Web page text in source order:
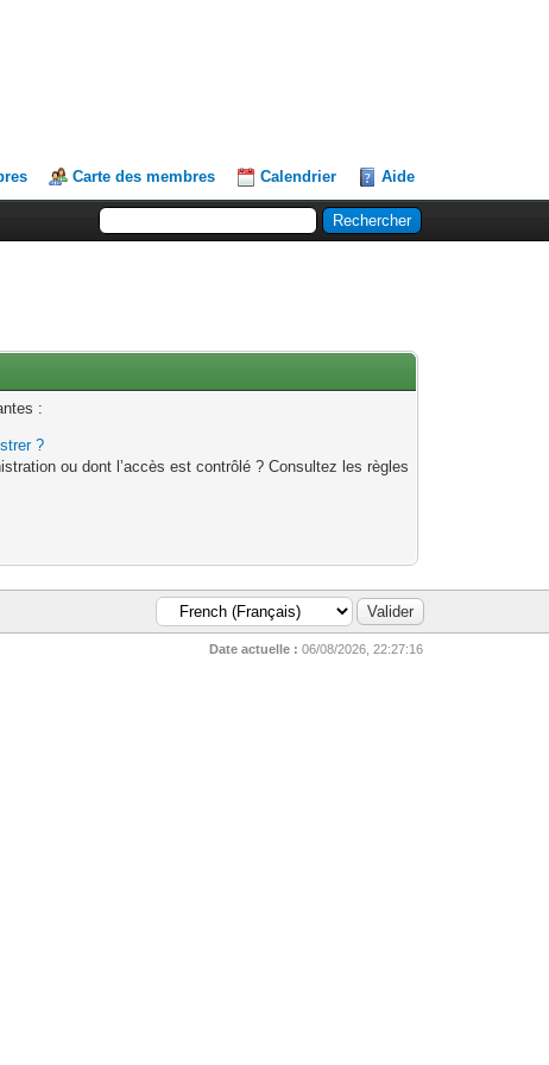
Carte des membres Calendrier Aide
:
?
ou dont l’accès est contrôlé ? Consultez les règles
Date actuelle : 06/08/2026, 22:27:16